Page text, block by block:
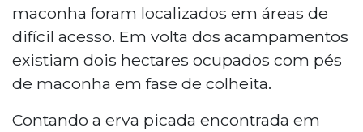
maconha foram localizados em áreas de
difícil acesso. Em volta dos acampamentos
existiam dois hectares ocupados com pés
de maconha em fase de colheita.
Contando a erva picada encontrada em